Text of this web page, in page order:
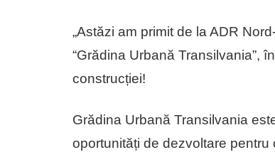
„Astăzi am primit de la ADR
“Grădina Urbană Transilvania”,
construcției!
Grădina Urbană Transilvania
oportunități de dezvoltare